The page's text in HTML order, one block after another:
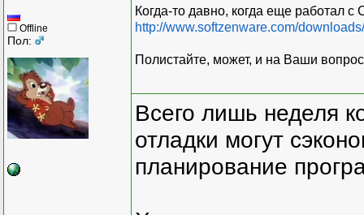
Offline
Пол:
Когда-то давно, когда еще работал
http://www.softzenware.com/
Полистайте, может, и на Ваши
Всего лишь неделя
отладки могут
планирование